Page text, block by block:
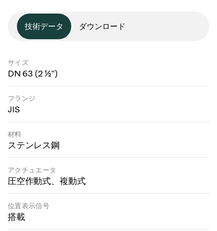
技術データ ダウンロード
サイズ
DN 63 (2 ½")
フランジ
JIS
材料
ステンレス鋼
アクチュエータ
圧空作動式、複動式
位置表示信号
搭載